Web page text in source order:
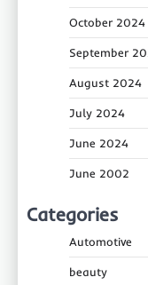
October 2024
September
August 2024
July 2024
June 2024
June 2002
Categories
Automotive
beauty